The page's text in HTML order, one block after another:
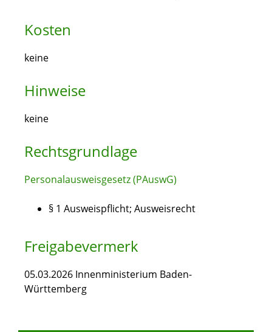
Kosten
keine
Hinweise
keine
Rechtsgrundlage
Personalausweisgesetz (PAuswG)
§ 1 Ausweispflicht; Ausweisrecht
Freigabevermerk
05.03.2026 Innenministerium Baden-
Württemberg